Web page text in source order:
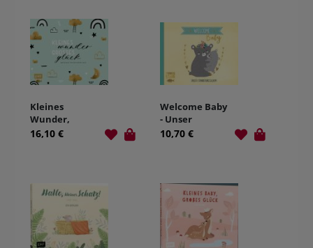
Kleines
Wunder,
großes Glück -
16,10 €
Welcome Baby
- Unser
Erinnerungsalb
10,70 €